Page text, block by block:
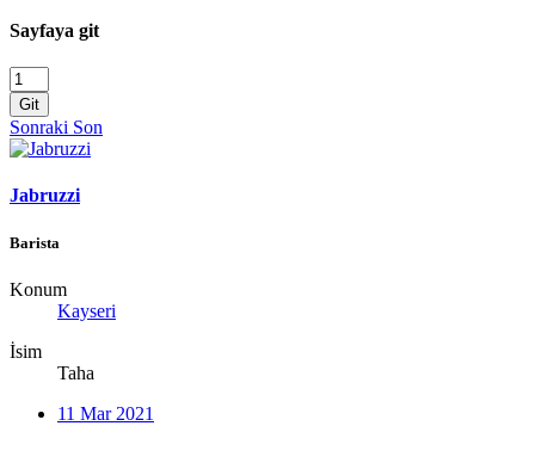
Sayfaya git
Git
Sonraki Son
Jabruzzi
Barista
Konum
Kayseri
İsim
Taha
11 Mar 2021